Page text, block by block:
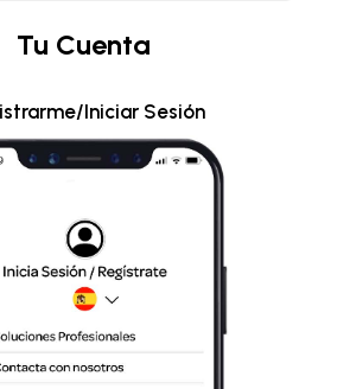
Tu Cuenta
Iniciar Sesión